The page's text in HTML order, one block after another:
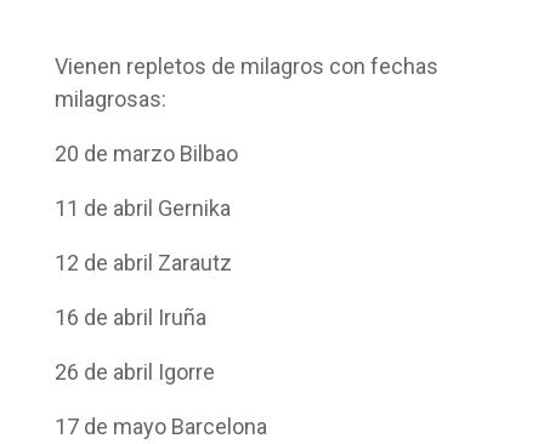
Vienen repletos de milagros con fechas
milagrosas:
20 de marzo Bilbao
11 de abril Gernika
12 de abril Zarautz
16 de abril Iruña
26 de abril Igorre
17 de mayo Barcelona